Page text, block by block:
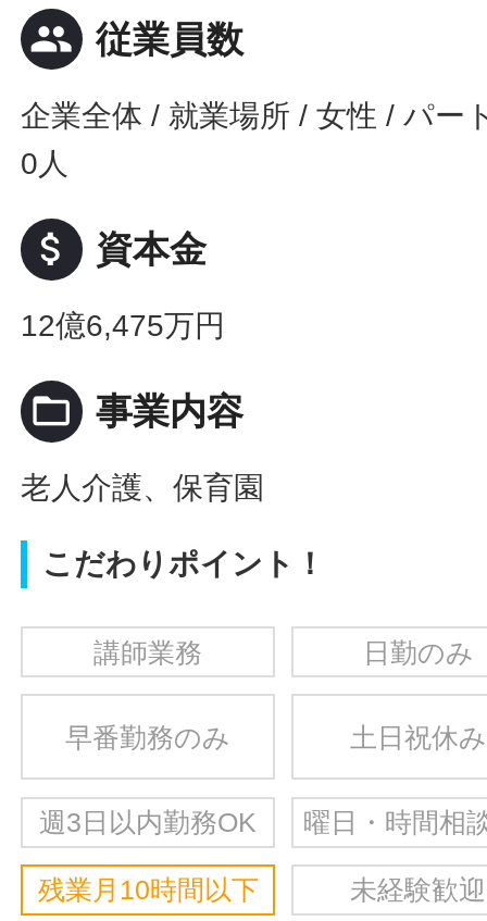
people 従業員数
企業全体 / 就業場所 / 女性 / パー
0人
attach_money 資本金
12億6,475万円
folder_open 事業内容
老人介護、保育園
こだわりポイント！
講師業務 日勤のみ
早番勤務のみ 土日祝休み
週3日以内勤務OK 曜日・時間相
残業月10時間以下 未経験歓迎